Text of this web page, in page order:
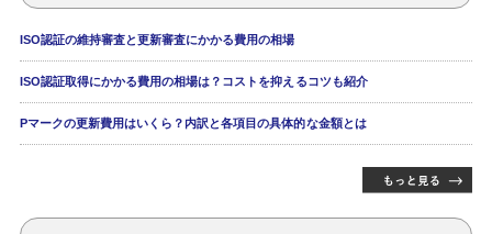
ISO認証の維持審査と更新審査にかかる費用の相場
ISO認証取得にかかる費用の相場は？コストを抑えるコツも紹介
Pマークの更新費用はいくら？内訳と各項目の具体的な金額とは